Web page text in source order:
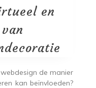
en
de manier
kan beïnvloeden?